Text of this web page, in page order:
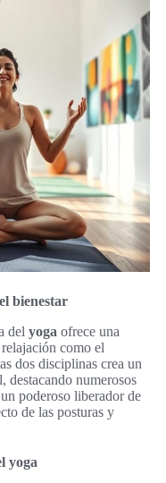
bienestar
del yoga ofrece una
como el
dos disciplinas crea un
destacando numerosos
poderoso liberador de
de las posturas y
yoga